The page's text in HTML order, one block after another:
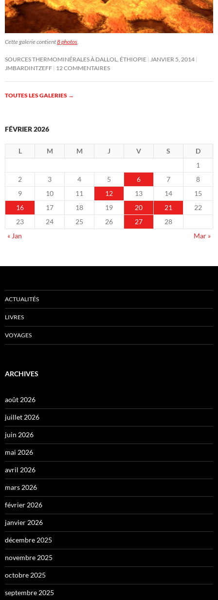
Cette galerie contient8 photos.
SOURCES THERMOMINÉRALES À DALLOL, ÉTHIOPIE JANVIER 5, 2014
JMBARDINTZEFF 12 COMMENTAIRES
TOUTES LES GALERIES →
FÉVRIER 2026
L M M J V S
D
1
2
3 4 5 6 7
8
9
10 11 12 13 14
15
16
17 18 19 20 21
22
23
24 25 26 27
28
« Jan
Mar »
ACTUALITÉS
LIVRES
VOYAGES
ARCHIVES
août 2026
juillet 2026
juin 2026
mai 2026
avril 2026
mars 2026
février 2026
janvier 2026
décembre 2025
novembre 2025
octobre 2025
septembre 2025